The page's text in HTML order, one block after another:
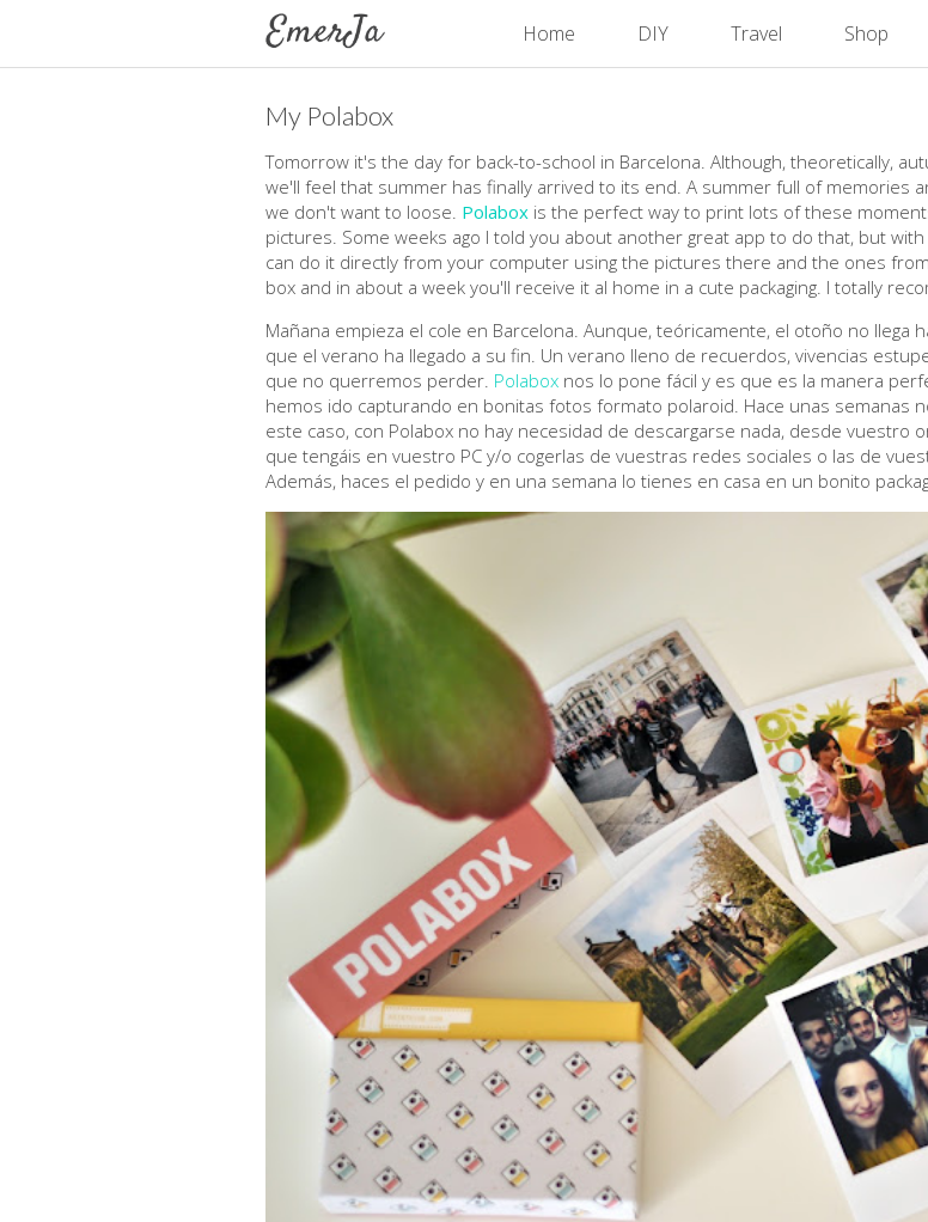
Home DIY Travel Shop
My Polabox
Tomorrow it's the day for back-to-school in Barcelona. Although, theoretically,
we'll feel that summer has finally arrived to its end. A summer full of memories
we don't want to loose. Polabox is the perfect way to print lots of these
pictures. Some weeks ago I told you about another great app to do that, but
can do it directly from your computer using the pictures there and the ones
box and in about a week you'll receive it al home in a cute packaging. I totally
Mañana empieza el cole en Barcelona. Aunque, teóricamente, el otoño no
que el verano ha llegado a su fin. Un verano lleno de recuerdos, vivencias
que no querremos perder. Polabox nos lo pone fácil y es que es la manera
hemos ido capturando en bonitas fotos formato polaroid. Hace unas semanas
este caso, con Polabox no hay necesidad de descargarse nada, desde
que tengáis en vuestro PC y/o cogerlas de vuestras redes sociales o las de
Además, haces el pedido y en una semana lo tienes en casa en un bonito